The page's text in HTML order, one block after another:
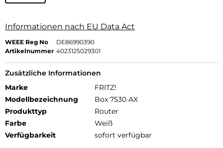
Informationen nach EU Data Act
WEEE Reg No
DE86990390
Artikelnummer 4023125029301
Zusätzliche Informationen
Marke
FRITZ!
Modellbezeichnung
Box 7530 AX
Produkttyp
Router
Farbe
Weiß
Verfügbarkeit
sofort verfügbar